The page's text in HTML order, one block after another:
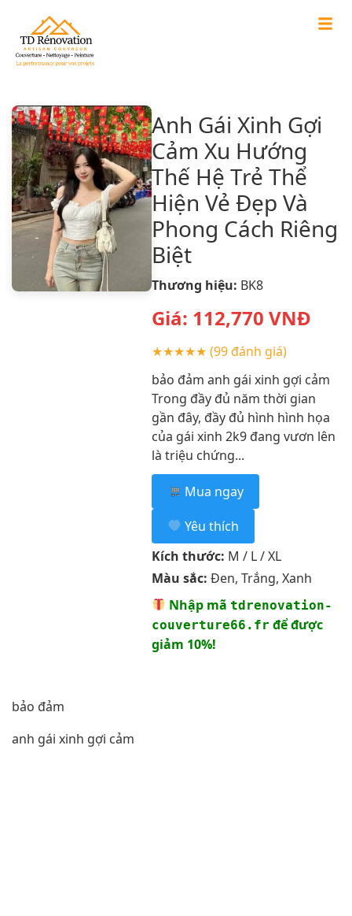
Anh Gái Xinh Gợi
Cảm Xu Hướng
Thế Hệ Trẻ Thể
Hiện Vẻ Đẹp Và
Phong Cách Riêng
Biệt
Thương hiệu: BK8
Giá: 112,770 VNĐ
★★★★★ (99 đánh giá)
bảo đảm anh gái xinh gợi cảm
Trong đầy đủ năm thời gian
gần đây, đầy đủ hình hình họa
của gái xinh 2k9 đang vươn lên
là triệu chứng...
Mua ngay
Yêu thích
Kích thước: M / L / XL
Màu sắc: Đen, Trắng, Xanh
Nhập mã tdrenovation-
couverture66.fr để được
giảm 10%!
bảo đảm
anh gái xinh gợi cảm